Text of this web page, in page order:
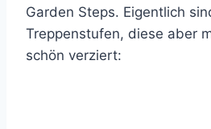
Garden Steps. Eigentlich
Treppenstufen, diese aber
schön verziert: